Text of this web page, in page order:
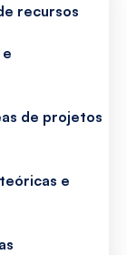
recursos
de projetos
e